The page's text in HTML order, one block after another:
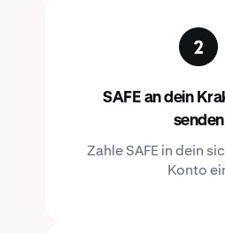
SAFE an dein
senden
Zahle SAFE in dein
Konto